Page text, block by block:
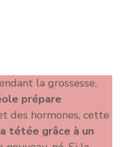
la grossesse,
prépare
des hormones, cette
tétée grâce à un